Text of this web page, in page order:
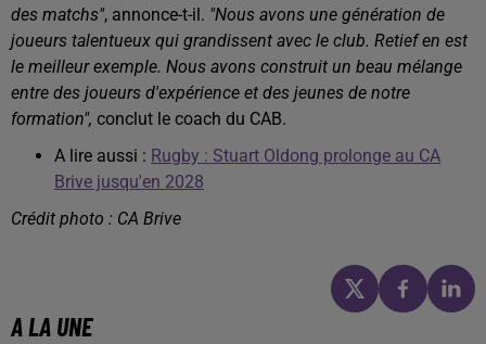
des matchs", annonce-t-il. "Nous avons une génération de
joueurs talentueux qui grandissent avec le club. Retief en est
le meilleur exemple. Nous avons construit un beau mélange
entre des joueurs d'expérience et des jeunes de notre
formation", conclut le coach du CAB.
A lire aussi : Rugby : Stuart Oldong prolonge au CA
Brive jusqu'en 2028
Crédit photo : CA Brive
A LA UNE